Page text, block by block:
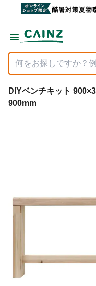
DIYベンチキット
900mm